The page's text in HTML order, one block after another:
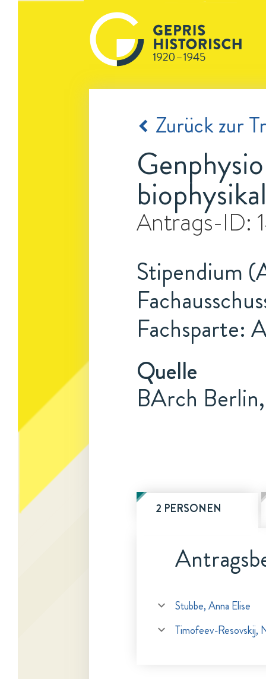
Zurück zur
Antrags-ID:
Stipendium
Fachsparte:
Quelle
BArch
2 PERSONEN
Stubbe, Anna Elise
Timofeev-Resovskij,